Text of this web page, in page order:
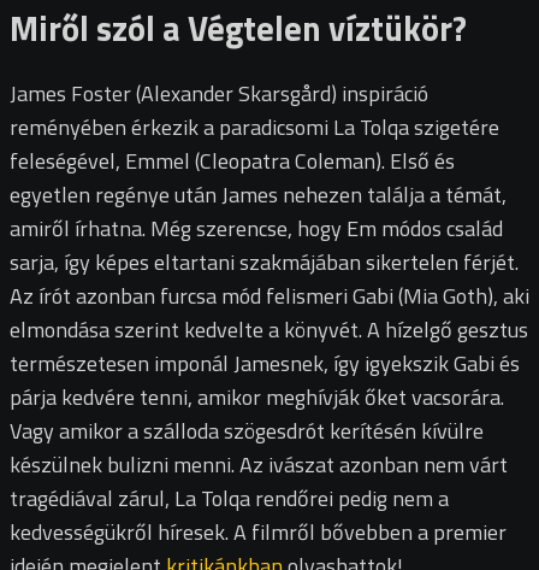
Miről szól a Végtelen víztükör?
James Foster (Alexander Skarsgård) inspiráció
reményében érkezik a paradicsomi La Tolqa szigetére
feleségével, Emmel (Cleopatra Coleman). Első és
egyetlen regénye után James nehezen találja a témát,
amiről írhatna. Még szerencse, hogy Em módos család
sarja, így képes eltartani szakmájában sikertelen férjét.
Az írót azonban furcsa mód felismeri Gabi (Mia Goth), aki
elmondása szerint kedvelte a könyvét. A hízelgő gesztus
természetesen imponál Jamesnek, így igyekszik Gabi és
párja kedvére tenni, amikor meghívják őket vacsorára.
Vagy amikor a szálloda szögesdrót kerítésén kívülre
készülnek bulizni menni. Az ivászat azonban nem várt
tragédiával zárul, La Tolqa rendőrei pedig nem a
kedvességükről híresek. A filmről bővebben a premier